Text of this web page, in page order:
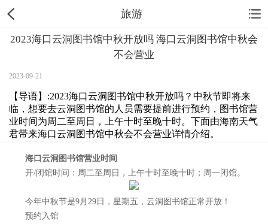
旅游
2023海口云洞图书馆中秋开放吗 海口云洞图书馆中秋会
不会营业
2023-09-21
【导语】:2023海口云洞图书馆中秋开放吗？中秋节即将来
临，想要去云洞图书馆的人员需要提前进行预约，图书馆营
业时间为周二至周日，上午十时至晚十时。下面由海南天气
君带来海口云洞图书馆中秋会不会营业详情介绍。
海口云洞图书馆营业时间
开/闭馆时间：周二至周日，上午十时至晚十时；周一闭馆。
今年中秋节是9月29日，星期五，云洞图书馆正常开放！
预约入馆